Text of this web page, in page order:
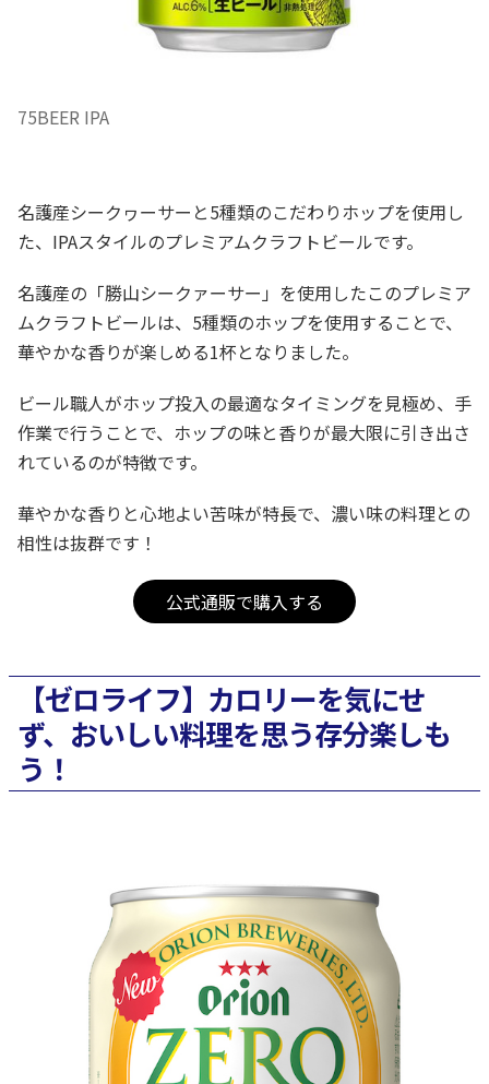
75BEER IPA
名護産シークヮーサーと5種類のこだわりホップを使用し
た、IPAスタイルのプレミアムクラフトビールです。
名護産の「勝山シークァーサー」を使用したこのプレミア
ムクラフトビールは、5種類のホップを使用することで、
華やかな香りが楽しめる1杯となりました。
ビール職人がホップ投入の最適なタイミングを見極め、手
作業で行うことで、ホップの味と香りが最大限に引き出さ
れているのが特徴です。
華やかな香りと心地よい苦味が特長で、濃い味の料理との
相性は抜群です！
公式通販で購入する
【ゼロライフ】カロリーを気にせ
ず、おいしい料理を思う存分楽しも
う！